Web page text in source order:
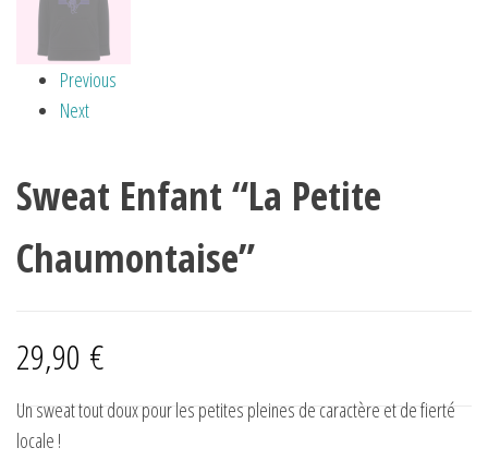
Previous
Next
Sweat Enfant “La Petite
Chaumontaise”
29,90 €
Un sweat tout doux pour les petites pleines de caractère et de fierté
locale !